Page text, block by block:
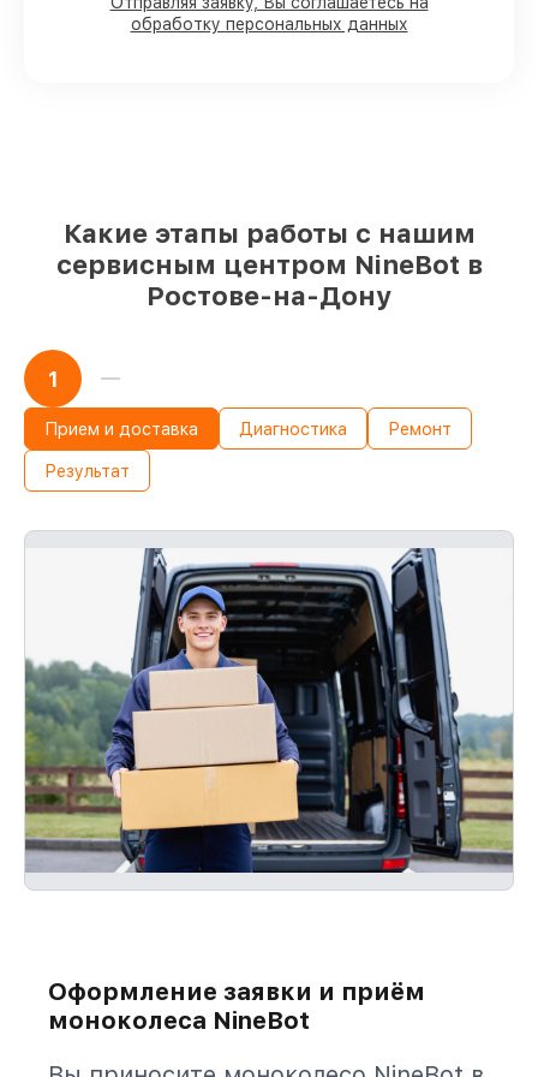
остальные заказываются оперативно
себя перед клиентами:
Сохранность техники под нашей
исправность вашего устройства. При
поломке по нашей ответственности,
компенсируем ущерб.
Срок гарантии до 36 месяцев на
обслуживание устройств
талон, мы проведём повторное
обслуживание устройства бесплатно и
без ожидания.
обработку персональных данных
Какие этапы работы с нашим
сервисным центром NineBot в
Ростове-на-Дону
1
Прием и доставка Диагностика Ремонт
Результат
Оформление заявки и приём
моноколеса NineBot